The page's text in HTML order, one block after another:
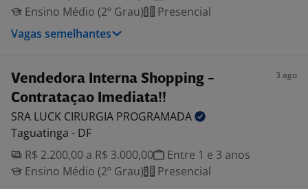
Ensino Médio (2º Grau)
Presencial
Vagas semelhantes
Vendedora Interna Shopping -
Contrataçao Imediata!!
3 ago
SRA LUCK CIRURGIA PROGRAMADA
Taguatinga - DF
R$ 2.200,00 a R$ 3.000,00
Entre 1 e 3 anos
Ensino Médio (2º Grau)
Presencial